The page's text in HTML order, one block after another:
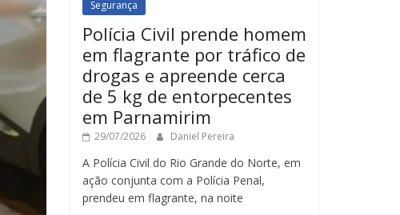
Segurança
Polícia Civil prende homem
em flagrante por tráfico de
drogas e apreende cerca
de 5 kg de entorpecentes
em Parnamirim
29/07/2026 Daniel Pereira
A Polícia Civil do Rio Grande do Norte, em
ação conjunta com a Polícia Penal,
prendeu em flagrante, na noite